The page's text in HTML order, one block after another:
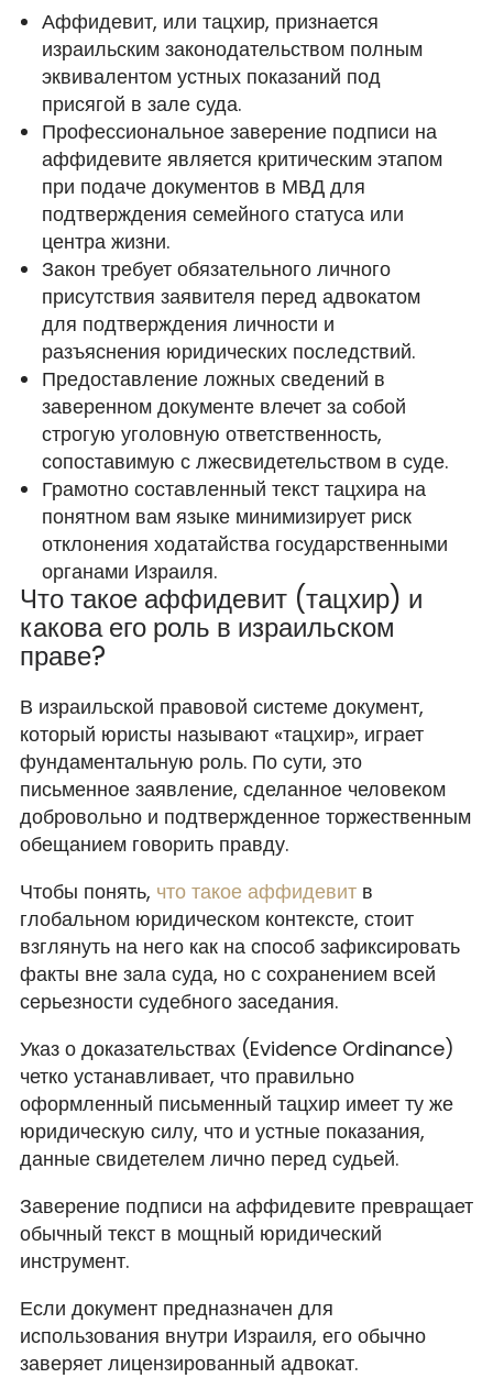
Аффидевит, или тацхир, признается
израильским законодательством полным
эквивалентом устных показаний под
присягой в зале суда.
Профессиональное заверение подписи на
аффидевите является критическим этапом
при подаче документов в МВД для
подтверждения семейного статуса или
центра жизни.
Закон требует обязательного личного
присутствия заявителя перед адвокатом
для подтверждения личности и
разъяснения юридических последствий.
Предоставление ложных сведений в
заверенном документе влечет за собой
строгую уголовную ответственность,
сопоставимую с лжесвидетельством в суде.
Грамотно составленный текст тацхира на
понятном вам языке минимизирует риск
отклонения ходатайства государственными
органами Израиля.
Что такое аффидевит (тацхир) и
какова его роль в израильском
праве?
В израильской правовой системе документ,
который юристы называют «тацхир», играет
фундаментальную роль. По сути, это
письменное заявление, сделанное человеком
добровольно и подтвержденное торжественным
обещанием говорить правду.
Чтобы понять, что такое аффидевитв
глобальном юридическом контексте, стоит
взглянуть на него как на способ зафиксировать
факты вне зала суда, но с сохранением всей
серьезности судебного заседания.
Указ о доказательствах (Evidence Ordinance)
четко устанавливает, что правильно
оформленный письменный тацхир имеет ту же
юридическую силу, что и устные показания,
данные свидетелем лично перед судьей.
Заверение подписи на аффидевите превращает
обычный текст в мощный юридический
инструмент.
Если документ предназначен для
использования внутри Израиля, его обычно
заверяет лицензированный адвокат.